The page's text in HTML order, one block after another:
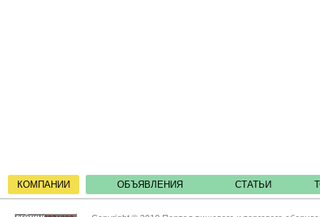
КОМПАНИИ ОБЪЯВЛЕНИЯ СТАТЬИ